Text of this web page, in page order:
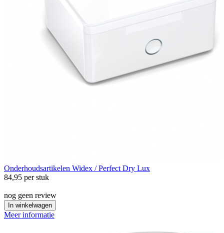
Onderhoudsartikelen Widex / Perfect Dry Lux
84,95 per stuk
nog geen review
In winkelwagen
Meer informatie